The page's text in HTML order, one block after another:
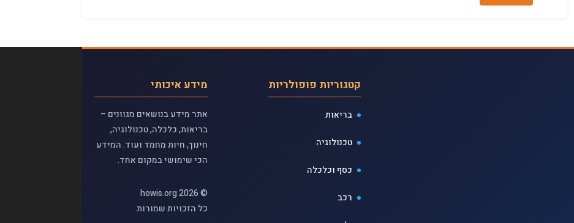
מידע איכותי
אתר מידע בנושאים מגוונים –
בריאות, כלכלה, טכנולוגיה,
חינוך, חיות מחמד ועוד. המידע
הכי שימושי במקום אחד.
© 2026 howis.org
כל הזכויות שמורות
קטגוריות פופולריות
בריאות
טכנולוגיה
כסף וכלכלה
רכב